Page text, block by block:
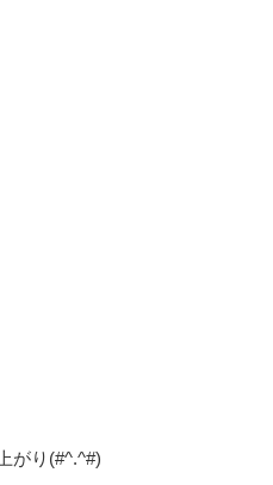
がり(#^.^#)